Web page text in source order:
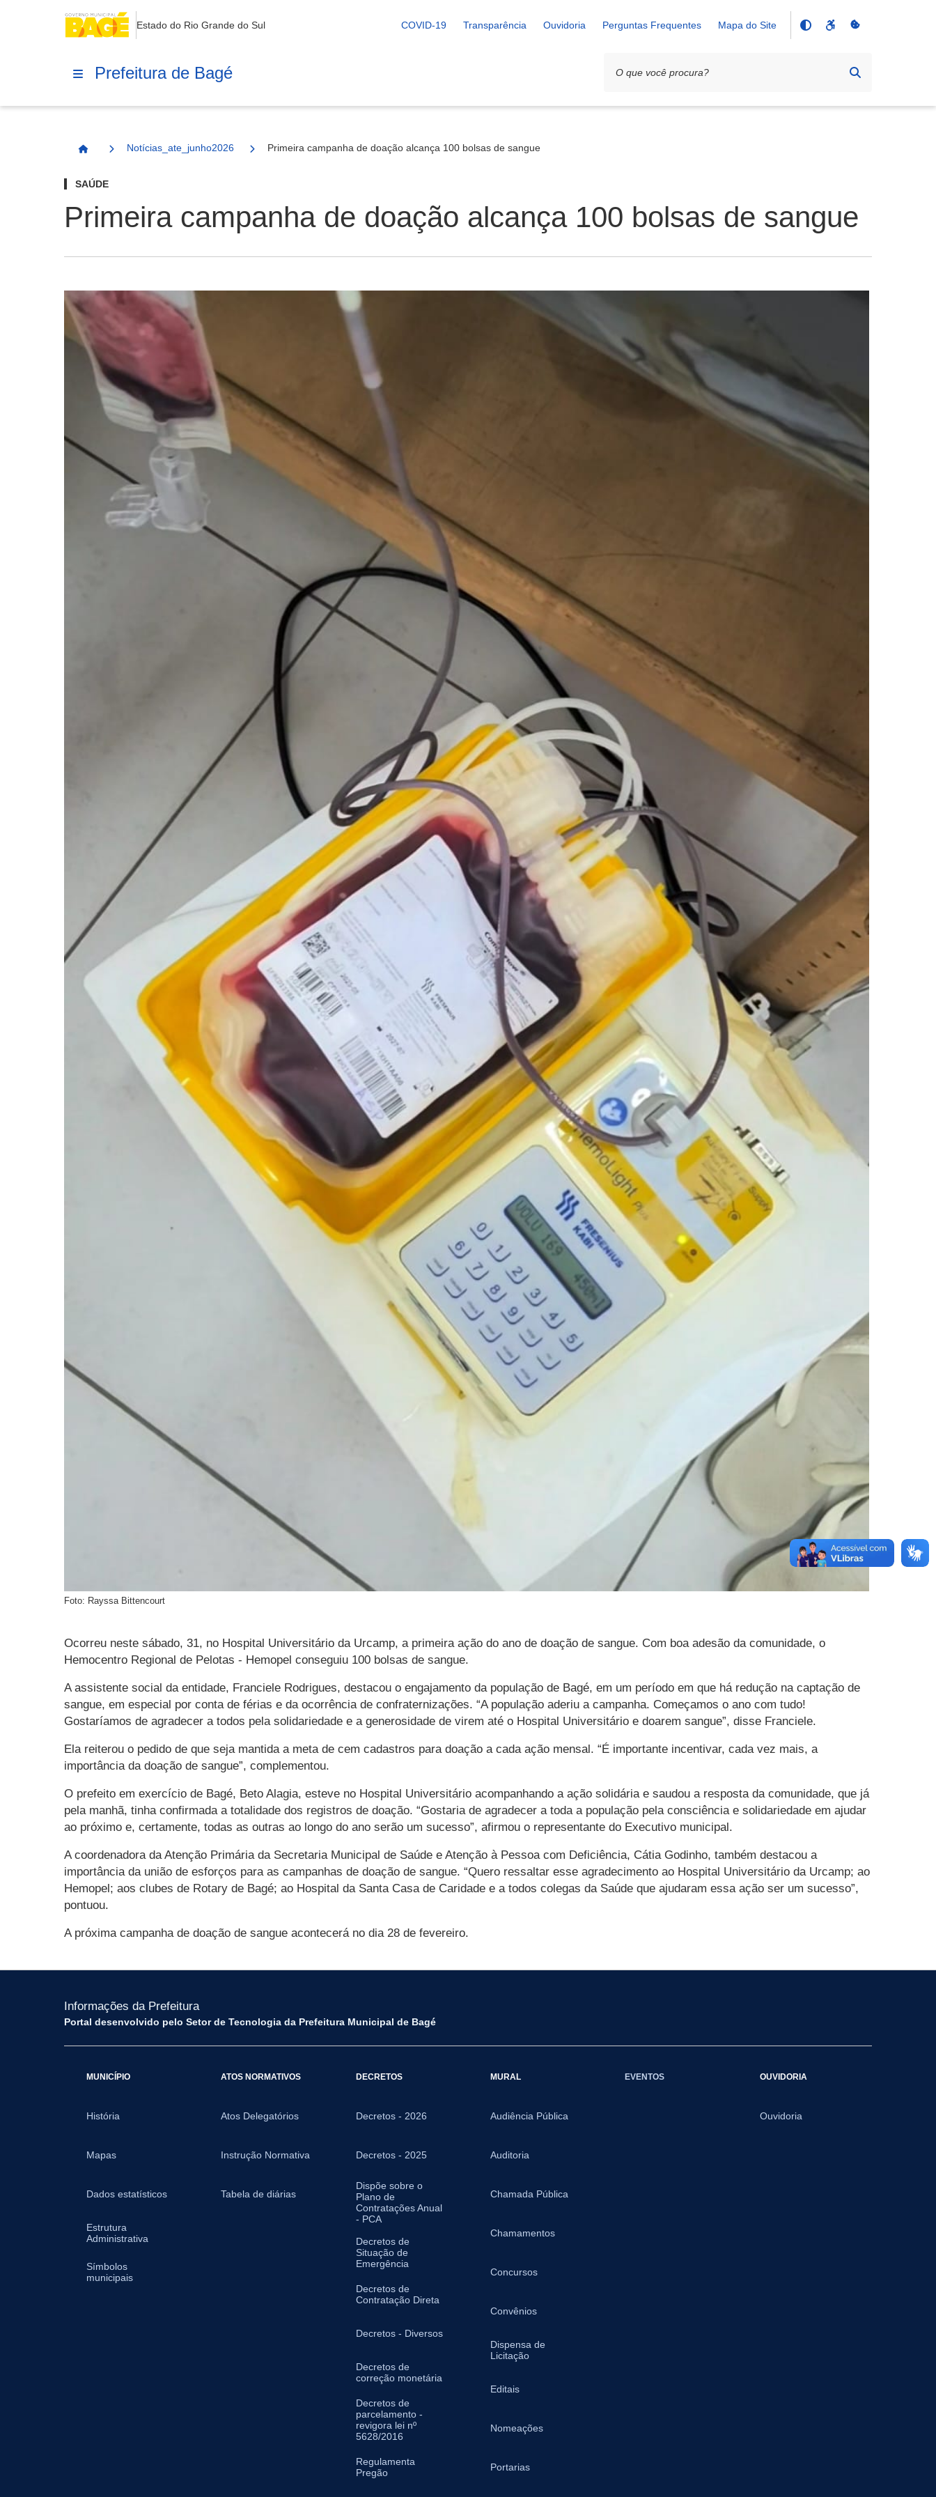
Estado do Rio Grande do Sul COVID-19 Transparência Ouvidoria Perguntas Frequentes Mapa do Site
Prefeitura de Bagé
Página Inicial
Notícias_ate_junho2026 Primeira campanha de doação alcança 100 bolsas de sangue
SAÚDE
Primeira campanha de doação alcança 100 bolsas de sangue
Foto: Rayssa Bittencourt
Ocorreu neste sábado, 31, no Hospital Universitário da Urcamp, a primeira ação do ano de doação de sangue. Com boa adesão da comunidade, o
Hemocentro Regional de Pelotas - Hemopel conseguiu 100 bolsas de sangue.
A assistente social da entidade, Franciele Rodrigues, destacou o engajamento da população de Bagé, em um período em que há redução na captação de
sangue, em especial por conta de férias e da ocorrência de confraternizações. “A população aderiu a campanha. Começamos o ano com tudo!
Gostaríamos de agradecer a todos pela solidariedade e a generosidade de virem até o Hospital Universitário e doarem sangue”, disse Franciele.
Ela reiterou o pedido de que seja mantida a meta de cem cadastros para doação a cada ação mensal. “É importante incentivar, cada vez mais, a
importância da doação de sangue”, complementou.
O prefeito em exercício de Bagé, Beto Alagia, esteve no Hospital Universitário acompanhando a ação solidária e saudou a resposta da comunidade, que já
pela manhã, tinha confirmada a totalidade dos registros de doação. “Gostaria de agradecer a toda a população pela consciência e solidariedade em ajudar
ao próximo e, certamente, todas as outras ao longo do ano serão um sucesso”, afirmou o representante do Executivo municipal.
A coordenadora da Atenção Primária da Secretaria Municipal de Saúde e Atenção à Pessoa com Deficiência, Cátia Godinho, também destacou a
importância da união de esforços para as campanhas de doação de sangue. “Quero ressaltar esse agradecimento ao Hospital Universitário da Urcamp; ao
Hemopel; aos clubes de Rotary de Bagé; ao Hospital da Santa Casa de Caridade e a todos colegas da Saúde que ajudaram essa ação ser um sucesso”,
pontuou.
A próxima campanha de doação de sangue acontecerá no dia 28 de fevereiro.
Informações da Prefeitura
Portal desenvolvido pelo Setor de Tecnologia da Prefeitura Municipal de Bagé
MUNICÍPIO
História
Mapas
Dados estatísticos
Estrutura
Administrativa
Símbolos
municipais
ATOS NORMATIVOS
Atos Delegatórios
Instrução Normativa
Tabela de diárias
DECRETOS
Decretos - 2026
Decretos - 2025
Dispõe sobre o
Plano de
Contratações Anual
- PCA
Decretos de
Situação de
Emergência
Decretos de
Contratação Direta
Decretos - Diversos
Decretos de
correção monetária
Decretos de
parcelamento -
revigora lei nº
5628/2016
Regulamenta
Pregão
MURAL
Audiência Pública
Auditoria
Chamada Pública
Chamamentos
Concursos
Convênios
Dispensa de
Licitação
Editais
Nomeações
Portarias
EVENTOS OUVIDORIA
Ouvidoria